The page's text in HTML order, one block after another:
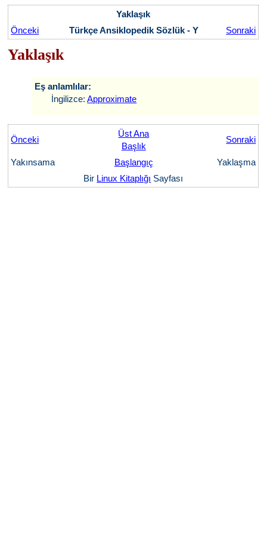
Yaklaşık
Önceki
Türkçe Ansiklopedik Sözlük - Y Sonraki
Yaklaşık
Eş anlamlılar:
İngilizce:Approximate
Önceki
Üst Ana
Başlık
Sonraki
Yakınsama Başlangıç
Yaklaşma
Bir Linux Kitaplığı Sayfası